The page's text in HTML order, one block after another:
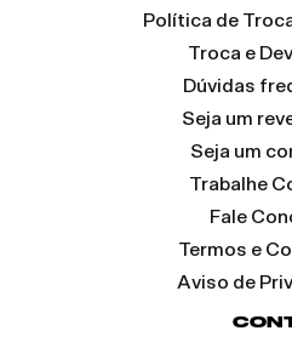
Política de
Troca e
Dúvidas
Seja um
Seja um
Trabalhe
Fale
Termos e
Aviso de